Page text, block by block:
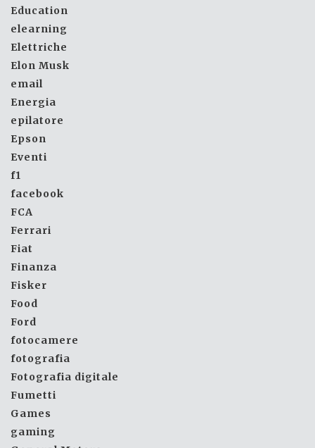
Education
elearning
Elettriche
Elon Musk
email
Energia
epilatore
Epson
Eventi
f1
facebook
FCA
Ferrari
Fiat
Finanza
Fisker
Food
Ford
fotocamere
fotografia
Fotografia digitale
Fumetti
Games
gaming